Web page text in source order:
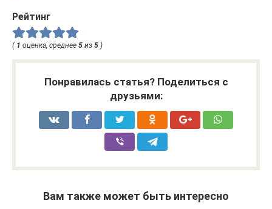
Рейтинг
( 1 оценка, среднее 5 из 5 )
Понравилась статья? Поделиться с
друзьями:
Вам также может быть интересно